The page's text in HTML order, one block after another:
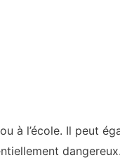
à l’école. Il peut
dangereux.